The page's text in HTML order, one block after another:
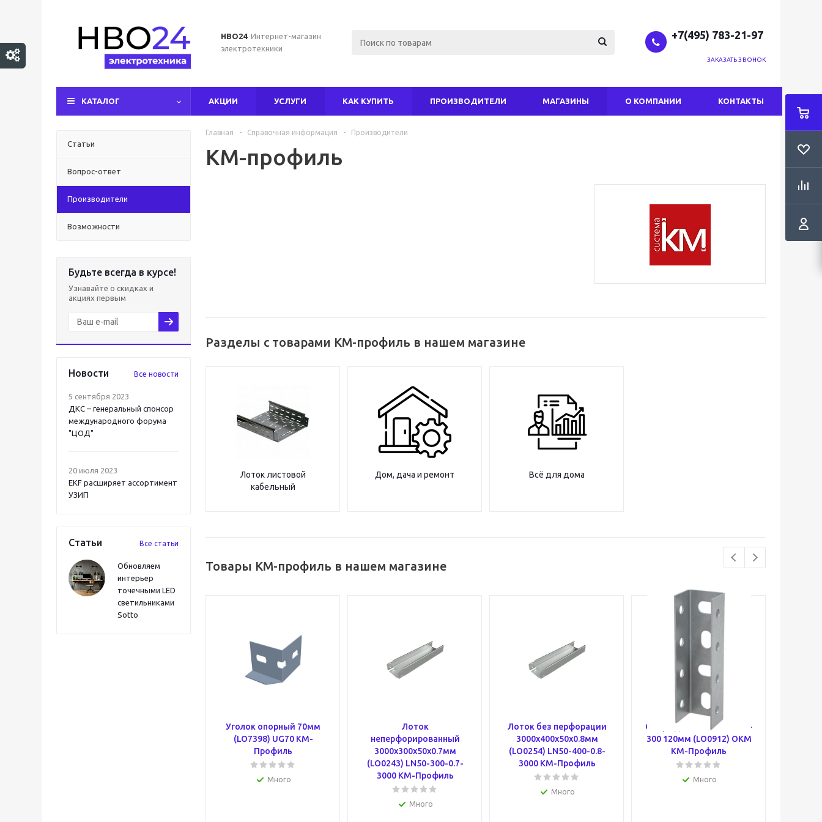
НВО24 Интернет-магазин
электротехники
+7(495) 783-21-97
ЗАКАЗАТЬ ЗВОНОК
КАТАЛОГ АКЦИИ УСЛУГИ КАК КУПИТЬ ПРОИЗВОДИТЕЛИ МАГАЗИНЫ О КОМПАНИИ КОНТАКТЫ
Статьи
Вопрос-ответ
Производители
Возможности
Будьте всегда в курсе!
Узнавайте о скидках и
акциях первым
Новости Все новости
5 сентября 2023
ДКС – генеральный спонсор
международного форума
"ЦОД"
20 июля 2023
EKF расширяет ассортимент
УЗИП
Статьи Все статьи
Обновляем
интерьер
точечными LED
светильниками
Sotto
Главная - Справочная информация - Производители
КМ-профиль
Разделы с товарами КМ-профиль в нашем магазине
Лоток листовой
кабельный
Дом, дача и ремонт Всё для дома
Товары КМ-профиль в нашем магазине
Уголок опорный 70мм
(LO7398) UG70 КМ-
Профиль
Много
Лоток
неперфорированный
3000х300х50х0.7мм
(LO0243) LN50-300-0.7-
3000 КМ-Профиль
Много
Лоток без перфорации
3000х400х50х0.8мм
(LO0254) LN50-400-0.8-
3000 КМ-Профиль
Много
Опора для консолей 100-
300 120мм (LO0912) OKM
КМ-Профиль
Много